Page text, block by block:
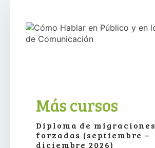
Más cursos
Diploma de migraciones
forzadas (septiembre –
diciembre 2026)